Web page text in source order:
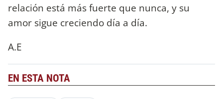
relación está más fuerte que nunca, y su
amor sigue creciendo día a día.
A.E
EN ESTA NOTA